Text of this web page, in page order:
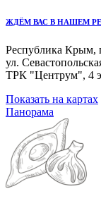
ЖДЁМ ВАС В НАШЕМ
Республика Крым,
ул.
ТРК "Центрум", 4
Показать на картах
Панорама